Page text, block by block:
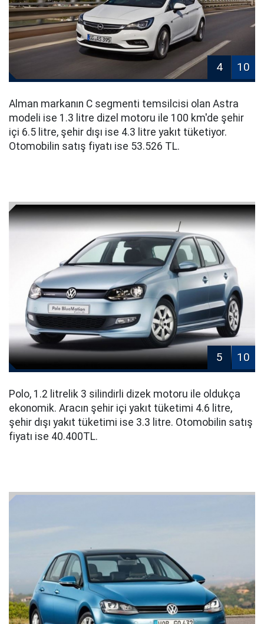
4 10
Alman markanın C segmenti temsilcisi olan Astra
modeli ise 1.3 litre dizel motoru ile 100 km'de şehir
içi 6.5 litre, şehir dışı ise 4.3 litre yakıt tüketiyor.
Otomobilin satış fiyatı ise 53.526 TL.
5 10
Polo, 1.2 litrelik 3 silindirli dizek motoru ile oldukça
ekonomik. Aracın şehir içi yakıt tüketimi 4.6 litre,
şehir dışı yakıt tüketimi ise 3.3 litre. Otomobilin satış
fiyatı ise 40.400TL.